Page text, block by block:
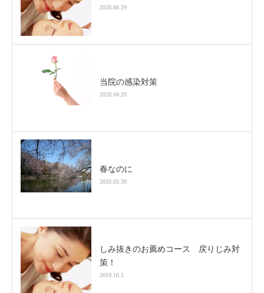
2020.08.29
当院の感染対策
2020.04.20
春なのに
2020.03.30
しみ抜きのお薦めコース 戻りじみ対
策！
2019.10.1